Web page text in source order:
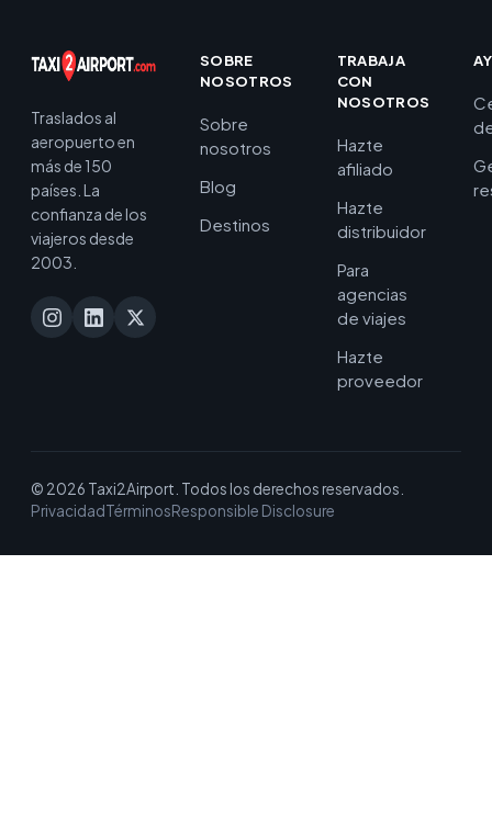
Traslados al
aeropuerto en
más de 150
países. La
confianza de los
viajeros desde
2003.
SOBRE
NOSOTROS
Sobre
nosotros
Blog
Destinos
TRABAJA
CON
NOSOTROS
Hazte
afiliado
Hazte
distribuidor
Para
agencias
de viajes
Hazte
proveedor
© 2026 Taxi2Airport. Todos los derechos reservados.
PrivacidadTérminosResponsible Disclosure